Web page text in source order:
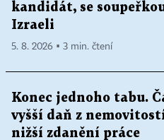
kandidát, se
Izraeli
5. 8. 2026 ▪ 3 min. čtení
Konec jednoho tabu.
vyšší daň z
nižší zdanění práce